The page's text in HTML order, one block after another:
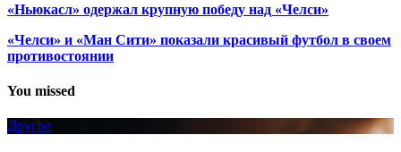
«Ньюкасл» одержал крупную победу над «Челси»
«Челси» и «Ман Сити» показали красивый футбол в своем
противостоянии
You missed
Другое